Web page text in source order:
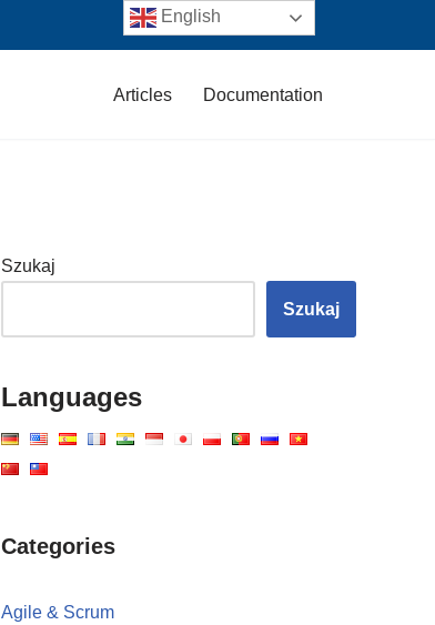
Articles Documentation
Szukaj
Szukaj
Languages
Categories
Agile & Scrum
English